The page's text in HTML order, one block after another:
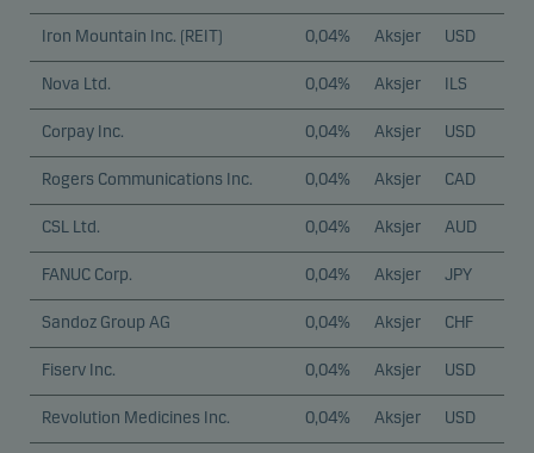
Iron Mountain Inc. (REIT) 0,04% Aksjer USD
Nova Ltd. 0,04% Aksjer ILS
Corpay Inc. 0,04% Aksjer USD
Rogers Communications Inc. 0,04% Aksjer CAD
CSL Ltd. 0,04% Aksjer AUD
FANUC Corp. 0,04% Aksjer JPY
Sandoz Group AG 0,04% Aksjer CHF
Fiserv Inc. 0,04% Aksjer USD
Revolution Medicines Inc. 0,04% Aksjer USD